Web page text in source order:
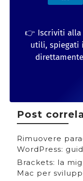
👉 Iscriviti alla
utili, spiegati
Post
Rimuovere
WordPress:
Brackets: la
Mac per